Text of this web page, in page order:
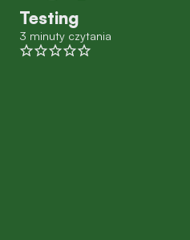
Testing
3 minuty czytania